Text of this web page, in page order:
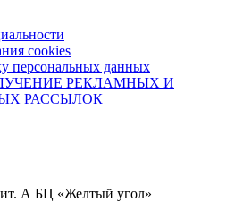
cookies
персональных данных
РЕКЛАМНЫХ И
РАССЫЛОК
А БЦ «Желтый угол»